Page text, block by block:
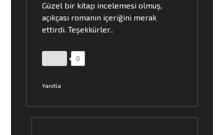
Güzel bir kitap incelemesi olmuş,
açıkçası romanın içeriğini merak
ettirdi. Teşekkürler..
0
Yanıtla